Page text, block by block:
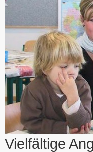
Vielfältige